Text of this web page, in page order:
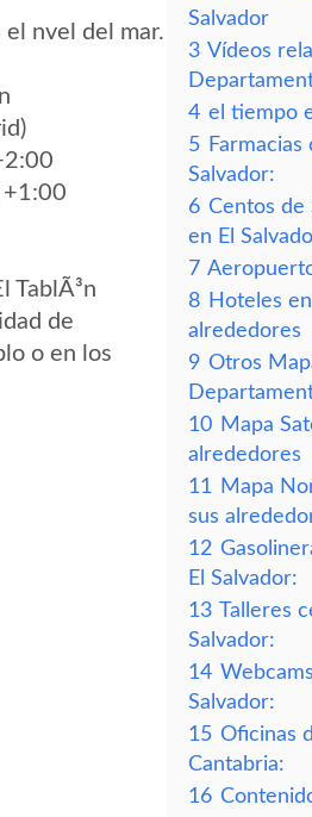
nvel del mar.
+1:00
TablÃ³n
de
o en los
Salvador
3 Vídeos
4 el tiempo
5 Farmacias
Salvador:
6 Centos de
en El
7
8 Hoteles
alrededores
9 Otros
10 Mapa
alrededores
11
Mapa
sus
12
El Salvador:
13 Talleres
Salvador:
14
Salvador:
15 Oficinas
Cantabria:
16